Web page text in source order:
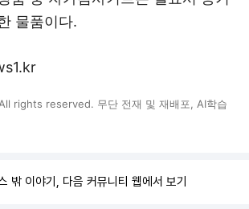
물품이다.
rights reserved. 무단 전재 및 재배포, AI학습
밖 이야기, 다음 커뮤니티 웹에서 보기